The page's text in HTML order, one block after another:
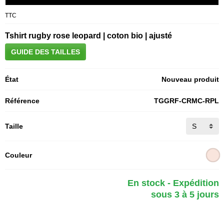
TTC
Tshirt rugby rose leopard | coton bio | ajusté
GUIDE DES TAILLES
État Nouveau produit
Référence TGGRF-CRMC-RPL
Taille
Couleur
En stock - Expédition
sous 3 à 5 jours